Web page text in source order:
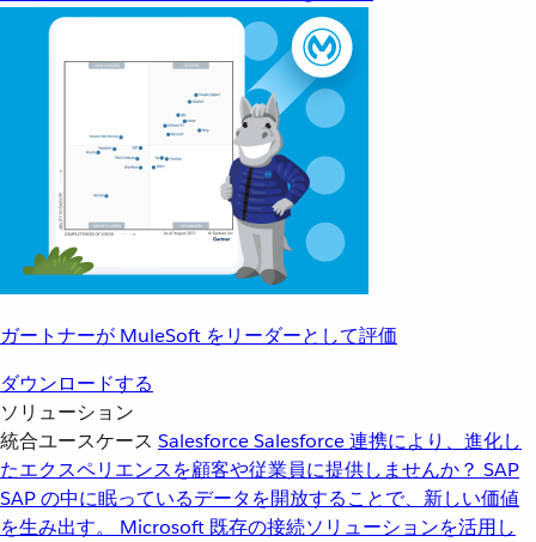
ガートナーが MuleSoft をリーダーとして評価
ダウンロードする
ソリューション
統合ユースケース SalesforceSalesforce 連携により、進化し
たエクスペリエンスを顧客や従業員に提供しませんか？ SAP
SAP の中に眠っているデータを開放することで、新しい価値
を生み出す。
Microsoft 既存の接続ソリューションを活用し